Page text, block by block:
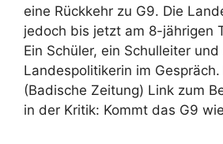
eine Rückkehr zu G9. Die
jedoch bis jetzt am 8-jährigen
Ein Schüler, ein Schulleiter und
Landespolitikerin im Gespräch.
(Badische Zeitung) Link zum
in der Kritik: Kommt das G9